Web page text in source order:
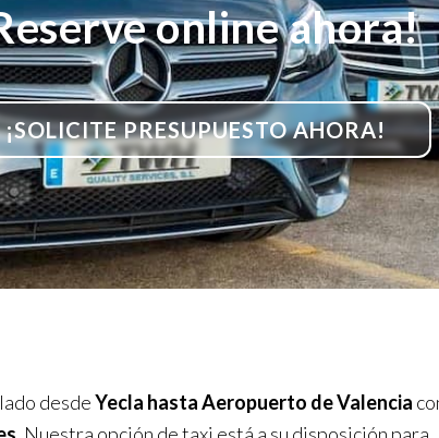
online ahora!
¡SOLICITE PRESUPUESTO AHORA!
desdeYecla hasta Aeropuerto de Valencia